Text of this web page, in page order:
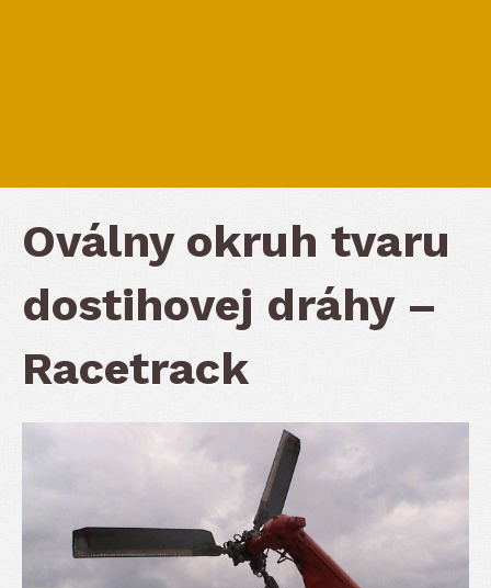
Oválny okruh tvaru
dostihovej dráhy –
Racetrack